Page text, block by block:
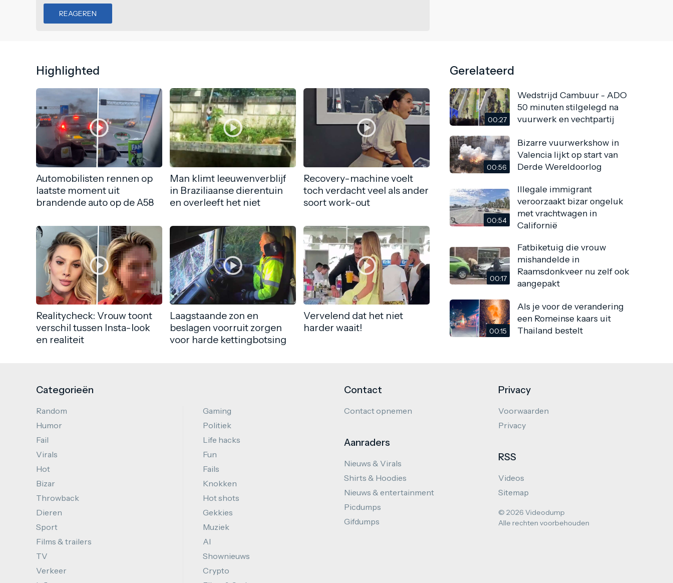
REAGEREN
Highlighted
Automobilisten rennen op
laatste moment uit
brandende auto op de A58
Man klimt leeuwenverblijf
in Braziliaanse dierentuin
en overleeft het niet
Recovery-machine voelt
toch verdacht veel als ander
soort work-out
Realitycheck: Vrouw toont
verschil tussen Insta-look
en realiteit
Laagstaande zon en
beslagen voorruit zorgen
voor harde kettingbotsing
Vervelend dat het niet
harder waait!
Gerelateerd
00:27
Wedstrijd Cambuur - ADO
50 minuten stilgelegd na
vuurwerk en vechtpartij
00:56
Bizarre vuurwerkshow in
Valencia lijkt op start van
Derde Wereldoorlog
00:54
Illegale immigrant
veroorzaakt bizar ongeluk
met vrachtwagen in
Californië
00:17
Fatbiketuig die vrouw
mishandelde in
Raamsdonkveer nu zelf ook
aangepakt
00:15
Als je voor de verandering
een Romeinse kaars uit
Thailand bestelt
Categorieën
Random
Humor
Fail
Virals
Hot
Bizar
Throwback
Dieren
Sport
Films & trailers
TV
Verkeer
Gaming
Politiek
Life hacks
Fun
Fails
Knokken
Hot shots
Gekkies
Muziek
AI
Shownieuws
Crypto
Contact
Contact opnemen
Aanraders
Nieuws & Virals
Shirts & Hoodies
Nieuws & entertainment
Picdumps
Gifdumps
Privacy
Voorwaarden
Privacy
RSS
Videos
Sitemap
© 2026 Videodump
Alle rechten voorbehouden